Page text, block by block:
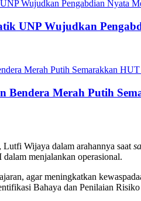
UNP Wujudkan
Bendera Merah Putih
Wijaya dalam arahannya saat
menjalankan operasional.
agar meningkatkan
Bahaya dan Penilaian